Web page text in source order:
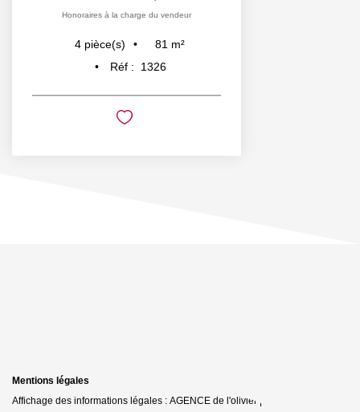
Honoraires à la charge du vendeur
4 pièce(s) 81 m²
Réf :
1326
Mentions légales
Affichage des informations légales : AGENCE de l'olivier | Raison sociale : D